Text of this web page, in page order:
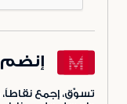
إنضم
تسوّق، إجمع نقاطاً،